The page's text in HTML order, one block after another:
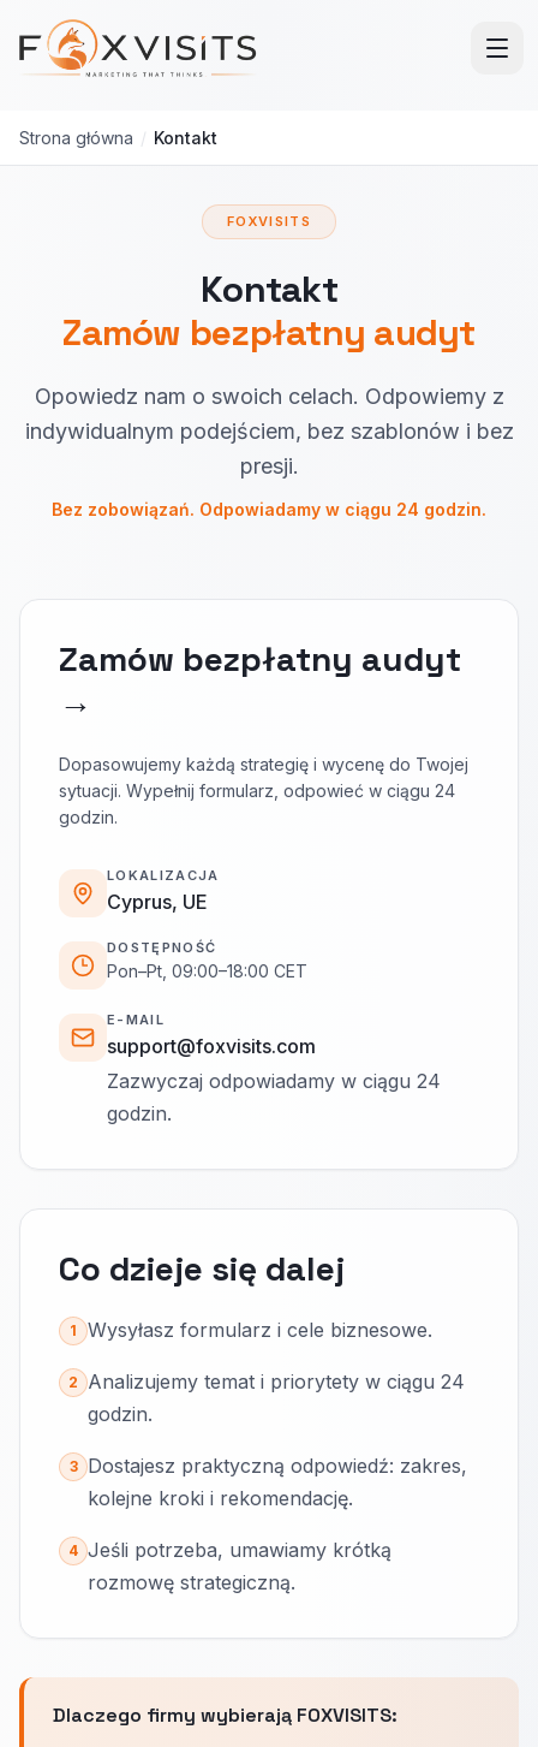
Przejdź do treści głównej
Strona główna / Kontakt
FOXVISITS
Kontakt
Zamów bezpłatny audyt
Opowiedz nam o swoich celach. Odpowiemy z
indywidualnym podejściem, bez szablonów i bez
presji.
Bez zobowiązań. Odpowiadamy w ciągu 24 godzin.
Zamów bezpłatny audyt
→
Dopasowujemy każdą strategię i wycenę do Twojej
sytuacji. Wypełnij formularz, odpowieć w ciągu 24
godzin.
LOKALIZACJA
Cyprus, UE
DOSTĘPNOŚĆ
Pon–Pt, 09:00–18:00 CET
E-MAIL
support@foxvisits.com
Zazwyczaj odpowiadamy w ciągu 24
godzin.
Co dzieje się dalej
1 Wysyłasz formularz i cele biznesowe.
2
Analizujemy temat i priorytety w ciągu 24
godzin.
3
Dostajesz praktyczną odpowiedź: zakres,
kolejne kroki i rekomendację.
4 Jeśli potrzeba, umawiamy krótką
rozmowę strategiczną.
Dlaczego firmy wybierają FOXVISITS: